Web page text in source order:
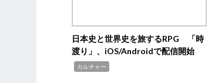
日本史と世界史を旅するRPG 「時
渡り」、iOS/Androidで配信開始
カルチャー